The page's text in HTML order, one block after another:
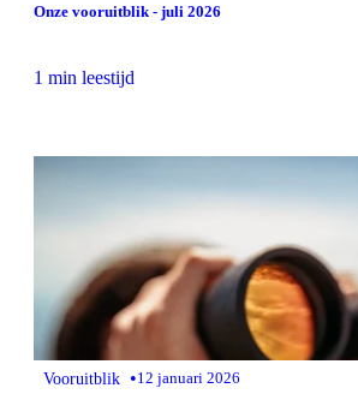
Onze vooruitblik - juli 2026
1 min leestijd
Vooruitblik •12 januari 2026